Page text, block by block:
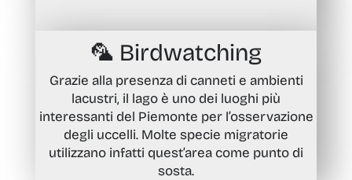
🦜 Birdwatching
Grazie alla presenza di canneti e ambienti
lacustri, il lago è uno dei luoghi più
interessanti del Piemonte per l’osservazione
degli uccelli. Molte specie migratorie
utilizzano infatti quest’area come punto di
sosta.